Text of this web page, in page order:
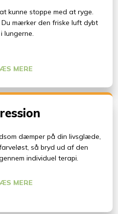
kunne stoppe med at ryge.
mærker den friske luft dybt
lungerne.
MERE​
dæmper på din livsglæde,
så bryd ud af den
individuel terapi.
MERE​